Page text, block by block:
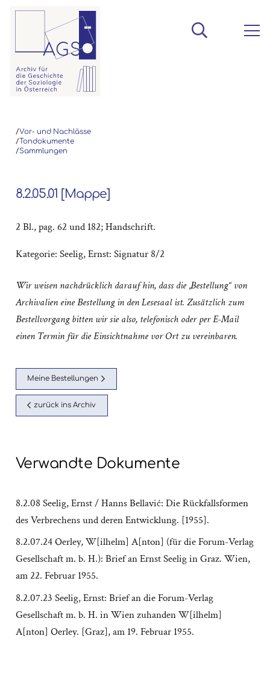
/Vor- und Nachlässe
/Tondokumente
/Sammlungen
8.2.05.01 [Mappe]
2 Bl., pag. 62 und 182; Handschrift.
Kategorie: Seelig, Ernst: Signatur 8/2
Wir weisen nachdrücklich darauf hin, dass die „Bestellung“ von
Archivalien eine Bestellung in den Lesesaal ist. Zusätzlich zum
Bestellvorgang bitten wir sie also, telefonisch oder per E-Mail
einen Termin für die Einsichtnahme vor Ort zu vereinbaren.
Meine Bestellungen
zurück ins Archiv
Verwandte Dokumente
8.2.08 Seelig, Ernst / Hanns Bellavić: Die Rückfallsformen
des Verbrechens und deren Entwicklung. [1955].
8.2.07.24 Oerley, W[ilhelm] A[nton] (für die Forum-Verlag
Gesellschaft m. b. H.): Brief an Ernst Seelig in Graz. Wien,
am 22. Februar 1955.
8.2.07.23 Seelig, Ernst: Brief an die Forum-Verlag
Gesellschaft m. b. H. in Wien zuhanden W[ilhelm]
A[nton] Oerley. [Graz], am 19. Februar 1955.